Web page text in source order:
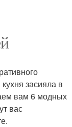
засияла в
вам 6 модных
вас